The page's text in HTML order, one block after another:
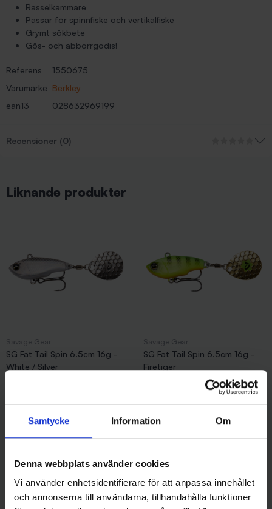
Samtycke Information Om
Denna webbplats använder cookies
Vi använder enhetsidentifierare för att anpassa innehållet
och annonserna till användarna, tillhandahålla funktioner
Rasselkammare
Passar för spinnfiske och vertikalfiske
Grymt sökbete
Gös- och abborrgodis!
Referens
1550675
Varumärke Berkley
ean13
028632969199
Recensioner (0)
Liknande produkter
SG Fat Tail Spin 6.5cm 16g -
White / Silver
SG Fat Tail Spin 6.5cm 16g -
Firetiger
Andra gillade även